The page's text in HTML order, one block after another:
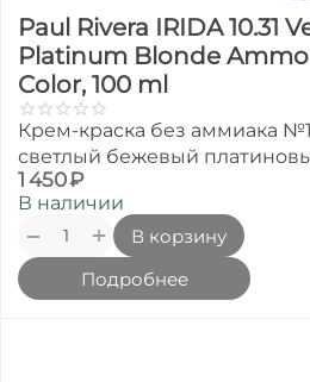
Paul Rivera IRIDA 10.31
Platinum Blonde
Color, 100 ml
Крем-краска без аммиака
светлый бежевый
1 450₽
В наличии
+
−
В корзину
Подробнее